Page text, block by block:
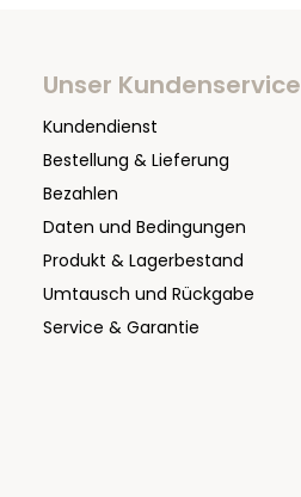
Unser Kundenservice
Kundendienst
Bestellung & Lieferung
Bezahlen
Daten und Bedingungen
Produkt & Lagerbestand
Umtausch und Rückgabe
Service & Garantie